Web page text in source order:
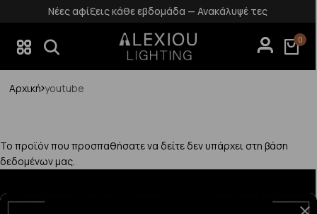
Νέες αφίξεις κάθε εβδομάδα — Ανακάλυψέ τες
0
Αρχική youtube
Το προϊόν που προσπαθήσατε να δείτε δεν υπάρχει στη βάση
δεδομένων μας.